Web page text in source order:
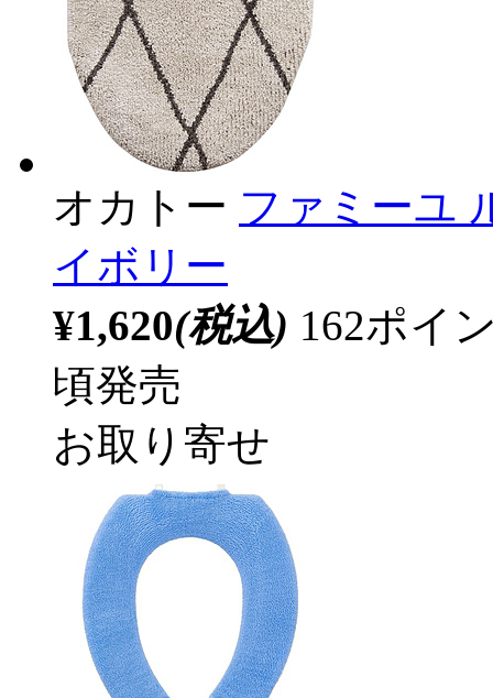
オカトー ファミーユ
イボリー
¥1,620(税込) 162ポイ
頃発売
お取り寄せ